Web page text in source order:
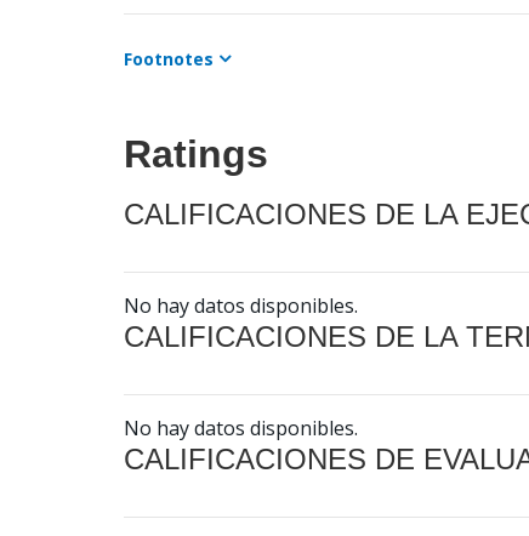
Footnotes
Ratings
CALIFICACIONES DE LA
No hay datos disponibles.
CALIFICACIONES DE LA
No hay datos disponibles.
CALIFICACIONES DE